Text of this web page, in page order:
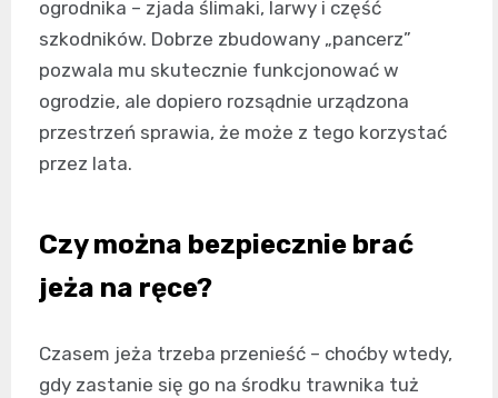
ogrodnika – zjada ślimaki, larwy i część
szkodników. Dobrze zbudowany „pancerz”
pozwala mu skutecznie funkcjonować w
ogrodzie, ale dopiero rozsądnie urządzona
przestrzeń sprawia, że może z tego korzystać
przez lata.
Czy można bezpiecznie brać
jeża na ręce?
Czasem jeża trzeba przenieść – choćby wtedy,
gdy zastanie się go na środku trawnika tuż